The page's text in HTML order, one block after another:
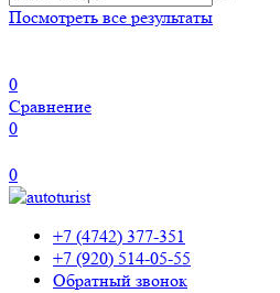
Посмотреть все результаты
0
Сравнение
0
0
+7 (4742) 377-351
+7 (920) 514-05-55
Обратный звонок